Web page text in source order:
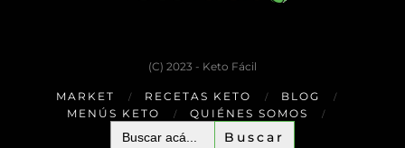
(C) 2023 - Keto Fácil
MARKET RECETAS KETO
BLOG
MENÚS KETO
QUIÉNES SOMOS
Buscar: